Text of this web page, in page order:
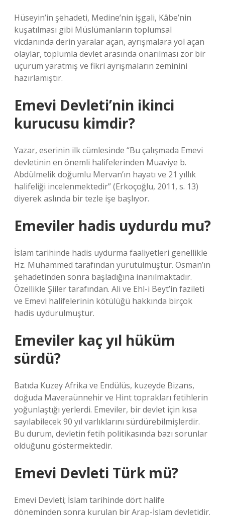
Hüseyin’in şehadeti, Medine’nin işgali, Kâbe’nin
kuşatılması gibi Müslümanların toplumsal
vicdanında derin yaralar açan, ayrışmalara yol açan
olaylar, toplumla devlet arasında onarılması zor bir
uçurum yaratmış ve fikri ayrışmaların zeminini
hazırlamıştır.
Emevi Devleti’nin ikinci
kurucusu kimdir?
Yazar, eserinin ilk cümlesinde “Bu çalışmada Emevi
devletinin en önemli halifelerinden Muaviye b.
Abdülmelik doğumlu Mervan’ın hayatı ve 21 yıllık
halifeliği incelenmektedir” (Erkoçoğlu, 2011, s. 13)
diyerek aslında bir tezle işe başlıyor.
Emeviler hadis uydurdu mu?
İslam tarihinde hadis uydurma faaliyetleri genellikle
Hz. Muhammed tarafından yürütülmüştür. Osman’ın
şehadetinden sonra başladığına inanılmaktadır.
Özellikle Şiiler tarafından. Ali ve Ehl-i Beyt’in fazileti
ve Emevi halifelerinin kötülüğü hakkında birçok
hadis uydurulmuştur.
Emeviler kaç yıl hüküm
sürdü?
Batıda Kuzey Afrika ve Endülüs, kuzeyde Bizans,
doğuda Maveraünnehir ve Hint toprakları fetihlerin
yoğunlaştığı yerlerdi. Emeviler, bir devlet için kısa
sayılabilecek 90 yıl varlıklarını sürdürebilmişlerdir.
Bu durum, devletin fetih politikasında bazı sorunlar
olduğunu göstermektedir.
Emevi Devleti Türk mü?
Emevi Devleti; İslam tarihinde dört halife
döneminden sonra kurulan bir Arap-İslam devletidir.